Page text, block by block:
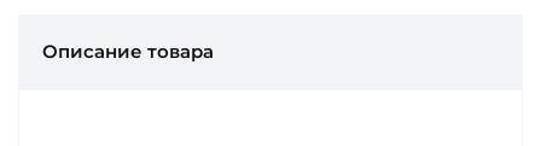
Описание товара